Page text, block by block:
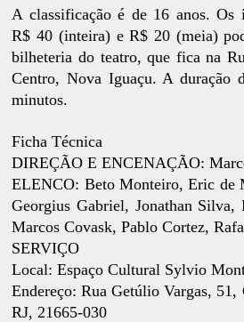
A classificação é de 16 anos. Os
R$ 40 (inteira) e R$ 20 (meia)
bilheteria do teatro, que fica na
Centro, Nova Iguaçu. A duração
minutos.
Ficha Técnica
DIREÇÃO E ENCENAÇÃO:
ELENCO: Beto Monteiro, Eric de
Georgius Gabriel, Jonathan
Marcos Covask, Pablo Cortez,
SERVIÇO
Local: Espaço Cultural Sylvio
Endereço: Rua Getúlio Vargas,
RJ, 21665-030